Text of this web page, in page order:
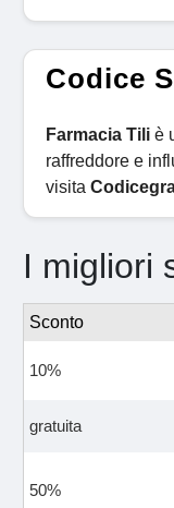
Codice
Farmacia Tili è
raffreddore e
visita
I migliori
Sconto
10%
gratuita
50%